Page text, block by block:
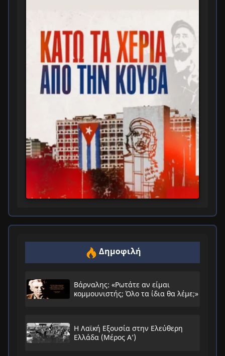
Δημοφιλή
Βάρναλης: «Ρωτάτε αν είμαι
κομμουνιστής; Όλο τα ίδια θα λέμε;»
Η Λαϊκή Εξουσία στην Ελεύθερη
Ελλάδα (Μέρος Α’)